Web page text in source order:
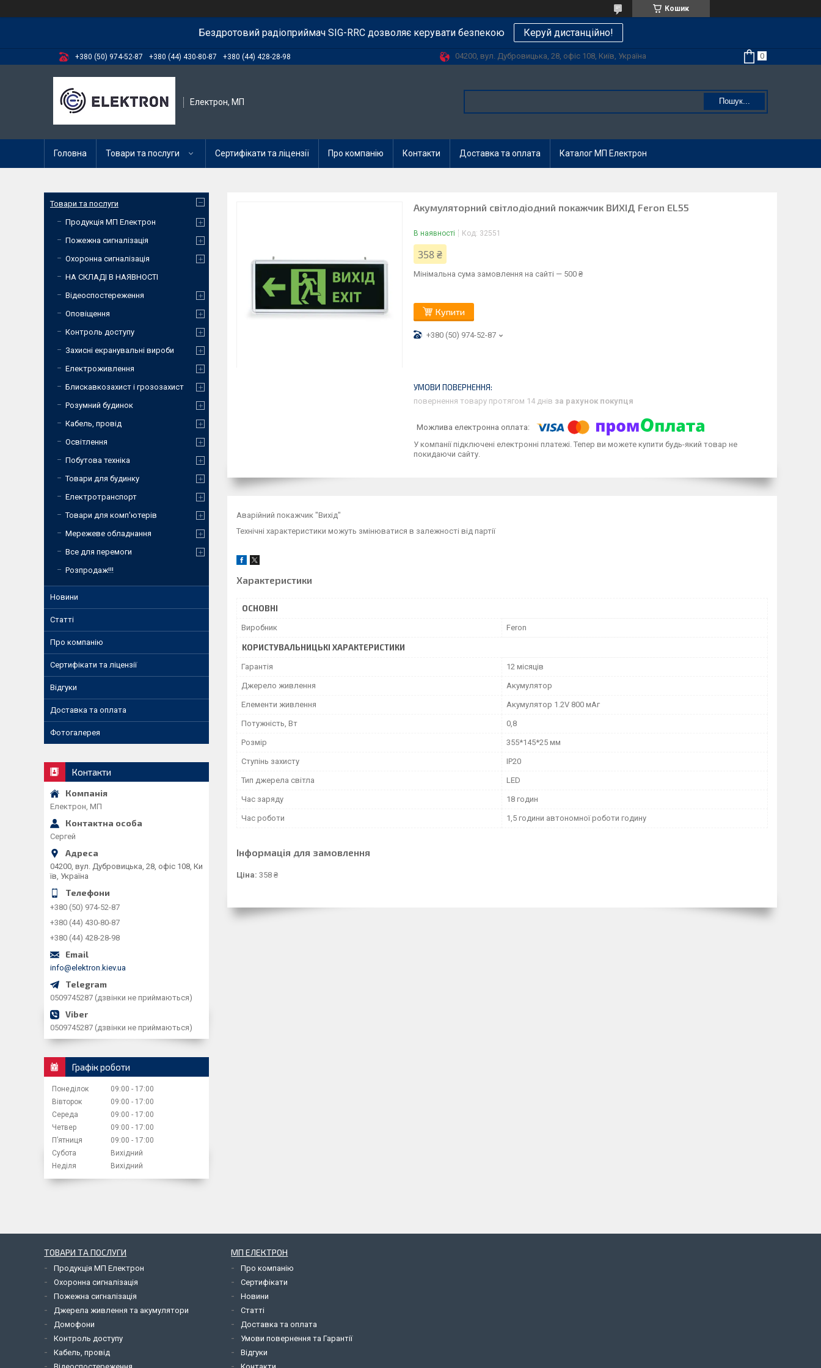
Кошик
Бездротовий радіоприймач SIG-RRC дозволяє керувати безпекою Керуй дистанційно!
+380 (50) 974-52-87 +380 (44) 430-80-87 +380 (44) 428-28-98 04200, вул. Дубровицька, 28, офіс 108, Київ, Україна
Електрон, МП Пошук...
Головна Товари та послуги Сертифікати та ліцензії Про компанію Контакти Доставка та оплата Каталог МП Електрон
Акумуляторний світлодіодний покажчик ВИХІД Feron EL55
В наявності Код: 32551
358 ₴
Мінімальна сума замовлення на сайті — 500 ₴
Купити
+380 (50) 974-52-87
повернення товару протягом 14 днів за рахунок покупця
У компанії підключені електронні платежі. Тепер ви можете купити будь-який товар не
покидаючи сайту.
Аварійний покажчик "Вихід"
Технічні характеристики можуть змінюватися в залежності від партії
Характеристики
ОСНОВНІ
Виробник Feron
КОРИСТУВАЛЬНИЦЬКІ ХАРАКТЕРИСТИКИ
Гарантія 12 місяців
Джерело живлення Акумулятор
Елементи живлення Акумулятор 1.2V 800 мАг
Потужність, Вт 0,8
Розмір 355*145*25 мм
Ступінь захисту IP20
Тип джерела світла LED
Час заряду 18 годин
Час роботи 1,5 години автономної роботи годину
Інформація для замовлення
Ціна: 358 ₴
Товари та послуги
Продукція МП Електрон
Пожежна сигналізація
Охоронна сигналізація
НА СКЛАДІ В НАЯВНОСТІ
Відеоспостереження
Оповіщення
Контроль доступу
Захисні екранувальні вироби
Електроживлення
Блискавкозахист і грозозахист
Розумний будинок
Кабель, провід
Освітлення
Побутова техніка
Товари для будинку
Електротранспорт
Товари для комп'ютерів
Мережеве обладнання
Все для перемоги
Розпродаж!!!
Новини
Статті
Про компанію
Сертифікати та ліцензії
Відгуки
Доставка та оплата
Фотогалерея
Контакти
Електрон, МП
Сергей
04200, вул. Дубровицька, 28, офіс 108, Ки
їв, Україна
+380 (50) 974-52-87
+380 (44) 430-80-87
+380 (44) 428-28-98
info@elektron.kiev.ua
0509745287 (дзвінки не приймаються)
0509745287 (дзвінки не приймаються)
Графік роботи
Понеділок 09:00
17:00
Вівторок
09:00
17:00
Середа
09:00
17:00
Четвер
09:00
17:00
Пʼятниця
09:00
17:00
Субота
Вихідний
Неділя
Вихідний
ТОВАРИ ТА ПОСЛУГИ
Продукція МП Електрон
Охоронна сигналізація
Пожежна сигналізація
Джерела живлення та акумулятори
Домофони
Контроль доступу
Кабель, провід
МП ЕЛЕКТРОН
Про компанію
Сертифікати
Новини
Статті
Доставка та оплата
Умови повернення та Гарантії
Відгуки